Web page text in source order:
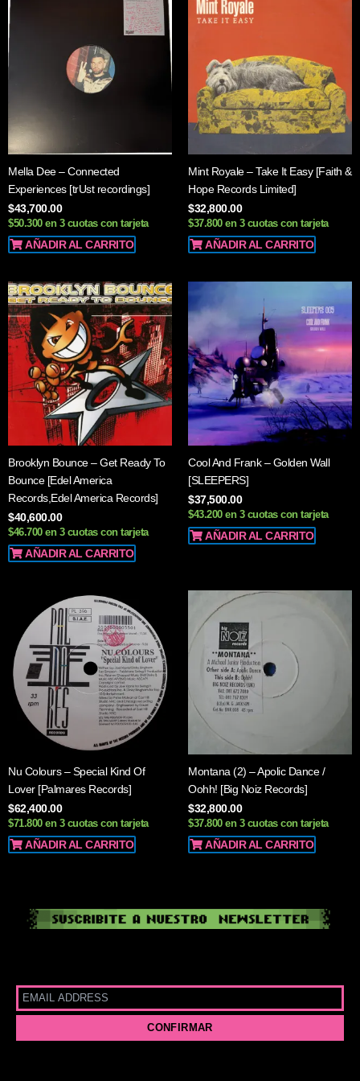
Mella Dee – Connected
Experiences [trUst recordings]
$43,700.00
$50.300 en 3 cuotas con tarjeta
AÑADIR AL CARRITO
Mint Royale – Take It Easy [Faith &
Hope Records Limited]
$32,800.00
$37.800 en 3 cuotas con tarjeta
AÑADIR AL CARRITO
Brooklyn Bounce – Get Ready To
Bounce [Edel America
Records,Edel America Records]
$40,600.00
$46.700 en 3 cuotas con tarjeta
AÑADIR AL CARRITO
Cool And Frank ‎– Golden Wall
[SLEEPERS]
$37,500.00
$43.200 en 3 cuotas con tarjeta
AÑADIR AL CARRITO
Nu Colours – Special Kind Of
Lover [Palmares Records]
$62,400.00
$71.800 en 3 cuotas con tarjeta
AÑADIR AL CARRITO
Montana (2) – Apolic Dance /
Oohh! [Big Noiz Records]
$32,800.00
$37.800 en 3 cuotas con tarjeta
AÑADIR AL CARRITO